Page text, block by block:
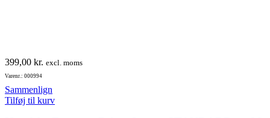
399,00 kr. excl. moms
Varenr.: 000994
Sammenlign
Tilføj til kurv